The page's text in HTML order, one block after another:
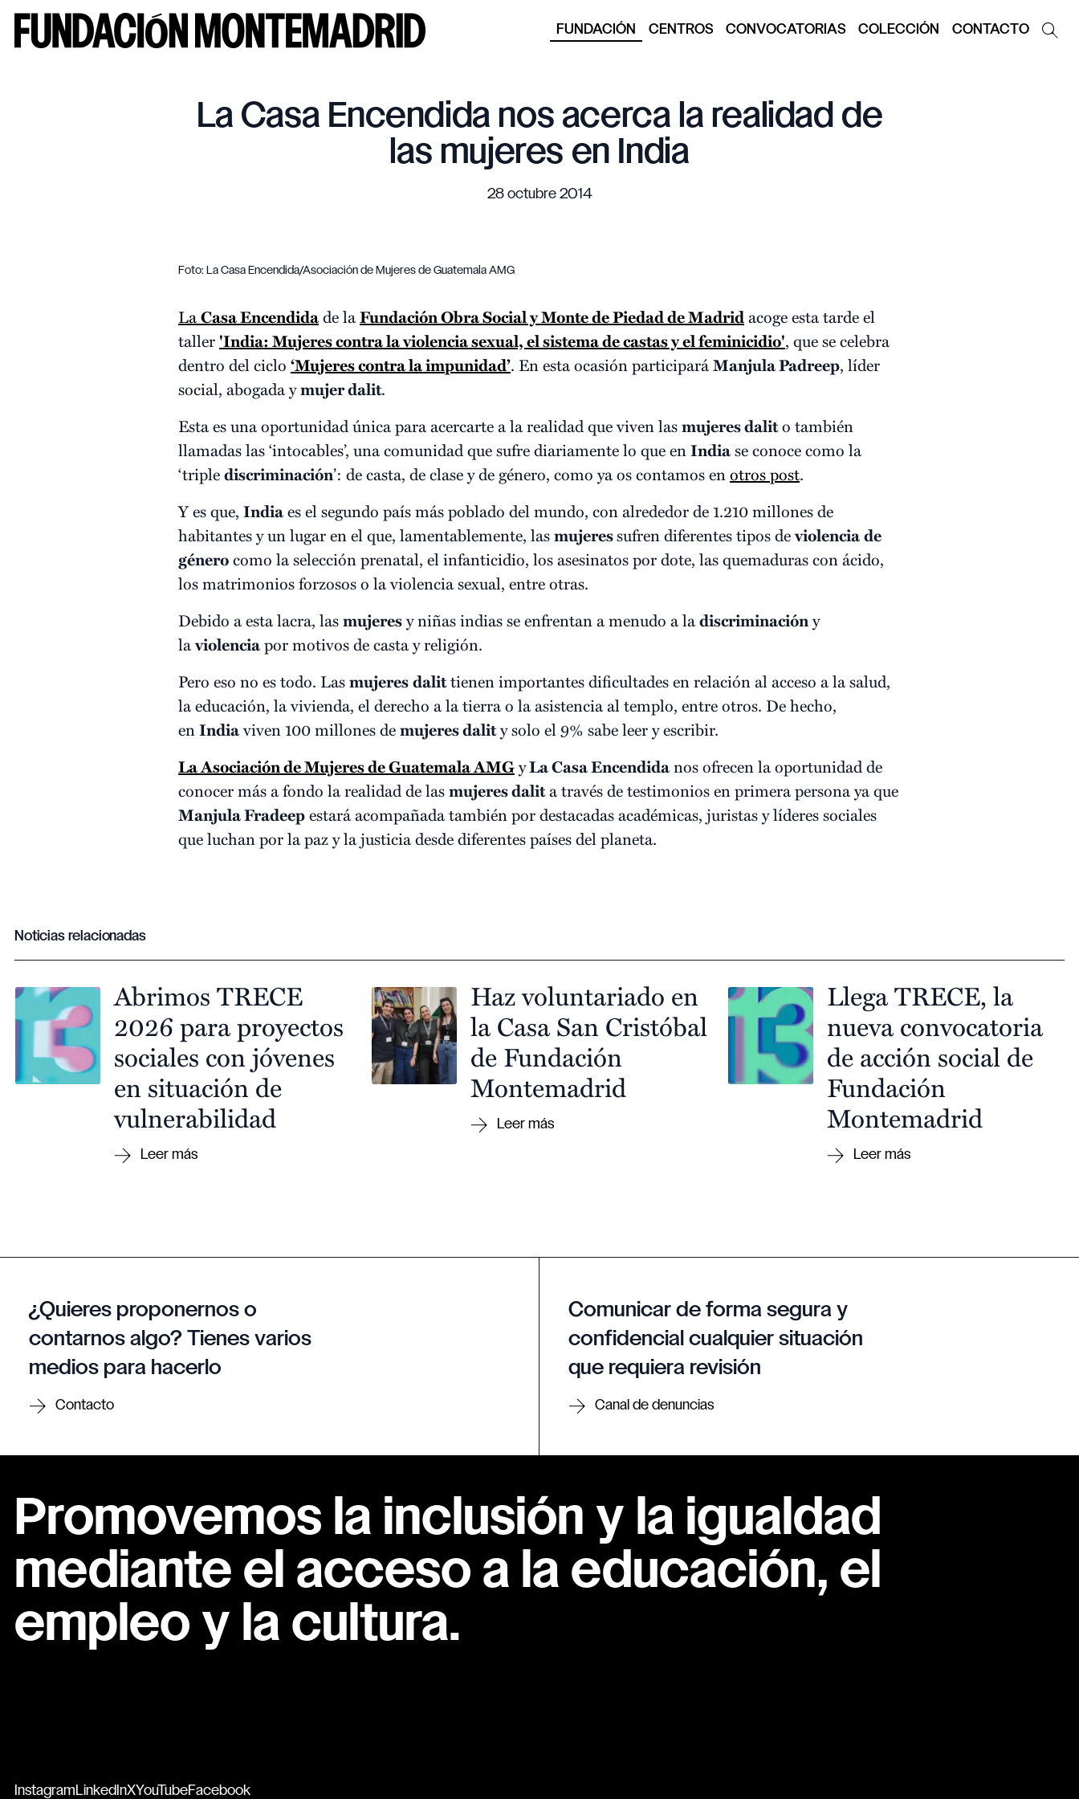
FUNDACIÓN CENTROS CONVOCATORIAS COLECCIÓN CONTACTO
La Casa Encendida nos acerca la realidad de
las mujeres en India
28 octubre 2014
Foto: La Casa Encendida/Asociación de Mujeres de Guatemala AMG
LaCasa Encendidade laFundación Obra Social y Monte de Piedad de Madridacoge esta tarde el
taller 'India: Mujeres contra la violencia sexual, el sistema de castas y el feminicidio', que se celebra
dentro del ciclo ‘Mujeres contra la impunidad’. En esta ocasión participaráManjula Padreep, líder
social, abogada ymujer dalit.
Esta es una oportunidad única para acercarte a la realidad que viven lasmujeres dalito también
llamadas las ‘intocables’, una comunidad que sufre diariamente lo que enIndiase conoce como la
‘triplediscriminación’: de casta, de clase y de género, como ya os contamos enotros post.
Y es que, Indiaes el segundo país más poblado del mundo, con alrededor de 1.210 millones de
habitantes y un lugar en el que, lamentablemente, lasmujeressufren diferentes tipos deviolenciade
génerocomo la selección prenatal, el infanticidio, los asesinatos por dote, las quemaduras con ácido,
los matrimonios forzosos o la violencia sexual, entre otras.
Debido a esta lacra, lasmujeresy niñas indias se enfrentan a menudo a ladiscriminacióny
laviolenciapor motivos de casta y religión.
Pero eso no es todo. Lasmujeresdalittienen importantes dificultades en relación al acceso a la salud,
la educación, la vivienda, el derecho a la tierra o la asistencia al templo, entre otros. De hecho,
enIndiaviven 100 millones demujeres dality solo el 9% sabe leer y escribir.
La Asociación de Mujeres de Guatemala AMGyLa Casa Encendidanos ofrecen la oportunidad de
conocer más a fondo la realidad de lasmujeres dalita través de testimonios en primera persona ya que
Manjula Fradeepestará acompañada también por destacadas académicas, juristas y líderes sociales
que luchan por la paz y la justicia desde diferentes países del planeta.
Noticias relacionadas
Abrimos TRECE
2026 para proyectos
sociales con jóvenes
en situación de
vulnerabilidad
Haz voluntariado en
la Casa San Cristóbal
de Fundación
Montemadrid
Llega TRECE, la
nueva convocatoria
de acción social de
Fundación
Montemadrid
¿Quieres proponernos o
contarnos algo? Tienes varios
medios para hacerlo
Contacto
Comunicar de forma segura y
confidencial cualquier situación
que requiera revisión
Canal de denuncias
Promovemos la inclusión y la igualdad
mediante el acceso a la educación, el
empleo y la cultura.
Instagram LinkedInXYouTubeFacebook